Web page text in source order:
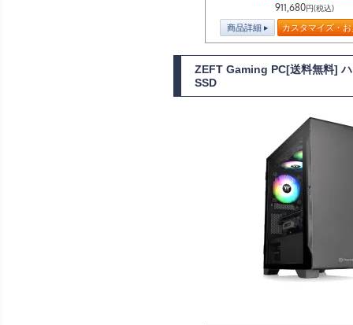
911,680円(税込)
商品詳細 カスタマイズ・
ZEFT Gaming PC[送料無料]
SSD